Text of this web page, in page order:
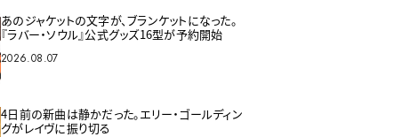
あのジャケットの文字が、ブランケットになった。
『ラバー・ソウル』公式グッズ16型が予約開始
2026.08.07
4日前の新曲は静かだった。エリー・ゴールディン
グがレイヴに振り切る